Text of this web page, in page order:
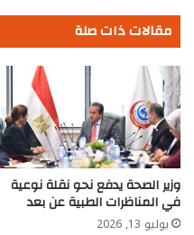
ومشروع
الأحوال
الشخصية
يكرس
الفوضى
التشريعية
مقالات ذات صلة
وزير الصحة يدفع نحو نقلة نوعية
في المناظرات الطبية عن بعد
يوليو 13, 2026